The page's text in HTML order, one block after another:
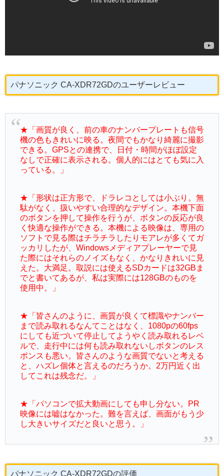
パナソニック CA-XDR72GDのユーザーレビュー
★「画質が良く、前の車のナンバープレートも信号
機の色もきれいに映る。夜間でもかなり綺麗に撮影
できる。GPSとの連携で、日付・時間がほぼ設定
なしで正確に表示される。個人的にはとても気に入
っている。」
★「形状は正方形で、ドラレコとしては小ぶり。無
駄がなく、扱いやすい合理的なデザイン。本機下面
のボタンを押して操作を行うが、ボタンの反応が良
く快適な操作ができる。本機による映像は、専用の
ソフトで見る際はチラチラしたりモアレが多くてガ
ッカリしたが、Windowsメディアプレーヤーで見
た際にはそれらのノイズもなく、かなりきれいに見
えた。大満足。取説には使えるSDカードは32GBま
でと書いてあるが、私は実際には128GBのものを
使用中。」
★「皆さんのように、画質が良くて標識やナンバー
まで読み取れるなんてことはなく、1080pの60fps
にしても近づいて停止してようやく読み取れるレベ
ルで、走行中には何も読み取れないしボタンのレス
ポンスも悪い。皆さんのような画質でないと考える
と、ハズレ個体と言えるのだろうか。2万円近く出
してこれは残念だ。」
★「パソコンで拡大動画にしても申し分ない。PR
映像には嘘はなかった。難を言えば、画面がもう少
し大きいサイズだと良いと思う。」
パナソニック CA-XDR72GDの評価